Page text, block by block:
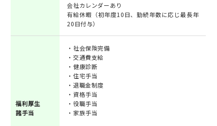
会社カレンダーあり
有給休暇（初年度10日、勤続年数に応じ最長年
20日付与）
福利厚生
諸手当
・社会保険完備
・交通費支給
・健康診断
・住宅手当
・退職金制度
・資格手当
・役職手当
・家族手当